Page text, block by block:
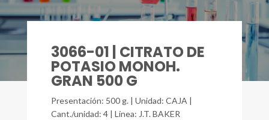
3066-01 | CITRATO DE
POTASIO MONOH.
GRAN 500 G
Presentación: 500 g. | Unidad: CAJA |
Cant./unidad: 4 | Línea: J.T. BAKER